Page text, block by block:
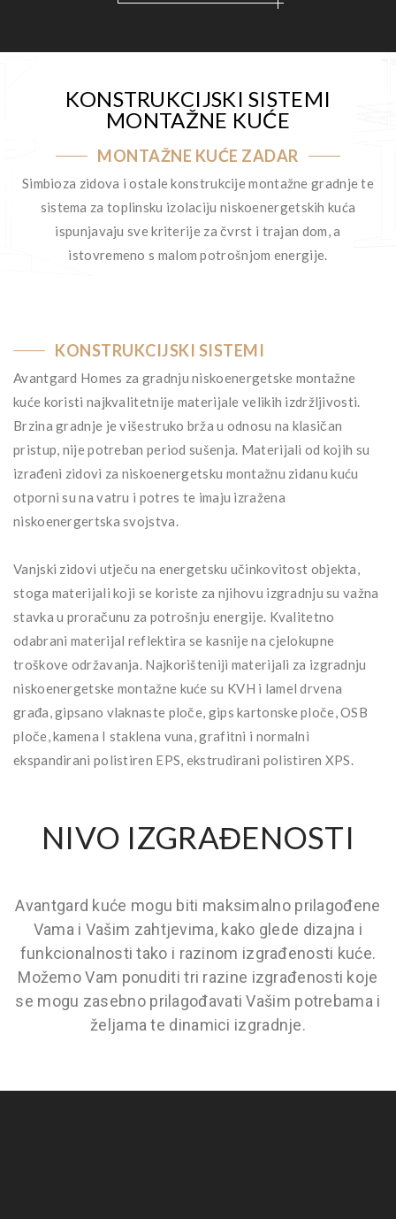
KONSTRUKCIJSKI SISTEMI
MONTAŽNE KUĆE
MONTAŽNE KUĆE ZADAR
Simbioza zidova i ostale konstrukcije montažne gradnje te
sistema za toplinsku izolaciju niskoenergetskih kuća
ispunjavaju sve kriterije za čvrst i trajan dom, a
istovremeno s malom potrošnjom energije.
KONSTRUKCIJSKI SISTEMI
Avantgard Homes za gradnju niskoenergetske montažne
kuće koristi najkvalitetnije materijale velikih izdržljivosti.
Brzina gradnje je višestruko brža u odnosu na klasičan
pristup, nije potreban period sušenja. Materijali od kojih su
izrađeni zidovi za niskoenergetsku montažnu zidanu kuću
otporni su na vatru i potres te imaju izražena
niskoenergertska svojstva.
Vanjski zidovi utječu na energetsku učinkovitost objekta,
stoga materijali koji se koriste za njihovu izgradnju su važna
stavka u proračunu za potrošnju energije. Kvalitetno
odabrani materijal reflektira se kasnije na cjelokupne
troškove održavanja. Najkorišteniji materijali za izgradnju
niskoenergetske montažne kuće su KVH i lamel drvena
građa, gipsano vlaknaste ploče, gips kartonske ploče, OSB
ploče, kamena I staklena vuna, grafitni i normalni
ekspandirani polistiren EPS, ekstrudirani polistiren XPS.
NIVO IZGRAĐENOSTI
Avantgard kuće mogu biti maksimalno prilagođene
Vama i Vašim zahtjevima, kako glede dizajna i
funkcionalnosti tako i razinom izgrađenosti kuće.
Možemo Vam ponuditi tri razine izgrađenosti koje
se mogu zasebno prilagođavati Vašim potrebama i
željama te dinamici izgradnje.